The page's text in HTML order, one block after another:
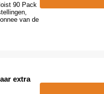
90 Pack
van de
extra